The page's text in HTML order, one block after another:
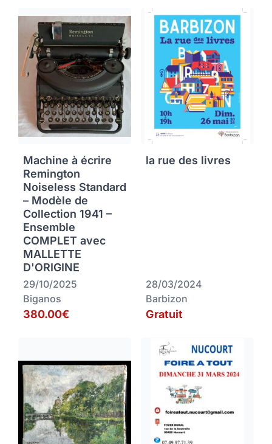
Machine à écrire
Remington
Noiseless Standard
– Modèle de
Collection 1941 –
Ensemble
COMPLET avec
MALLETTE
D'ORIGINE
29/10/2025
Biganos
380.00€
la rue des livres
28/03/2024
Barbizon
Gratuit